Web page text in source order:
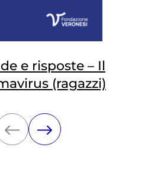
e risposte – Il
(ragazzi)